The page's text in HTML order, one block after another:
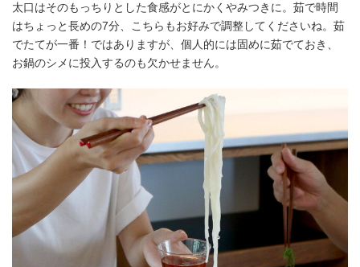
太口はそのもっちりとした食感がとにかくやみつきに。茹で時間
はちょっと長めの7分、こちらもお好みで調整してくださいね。茹
でたてが一番！ではありますが、個人的には固めに茹でておき、
お鍋のシメに投入するのも欠かせません。